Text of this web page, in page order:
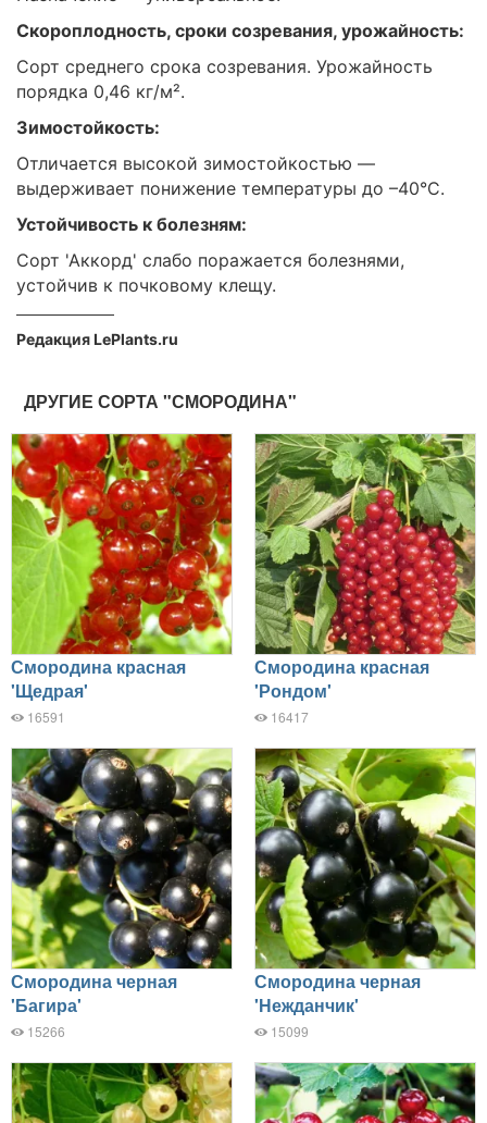
Скороплодность, сроки созревания, урожайность:
Сорт среднего срока созревания. Урожайность
порядка 0,46 кг/м².
Зимостойкость:
Отличается высокой зимостойкостью —
выдерживает понижение температуры до –40°С.
Устойчивость к болезням:
Сорт 'Аккорд' слабо поражается болезнями,
устойчив к почковому клещу.
Редакция LePlants.ru
ДРУГИЕ СОРТА "СМОРОДИНА"
Смородина красная
'Щедрая'
16591
Смородина красная
'Рондом'
16417
Смородина черная
'Багира'
15266
Смородина черная
'Нежданчик'
15099